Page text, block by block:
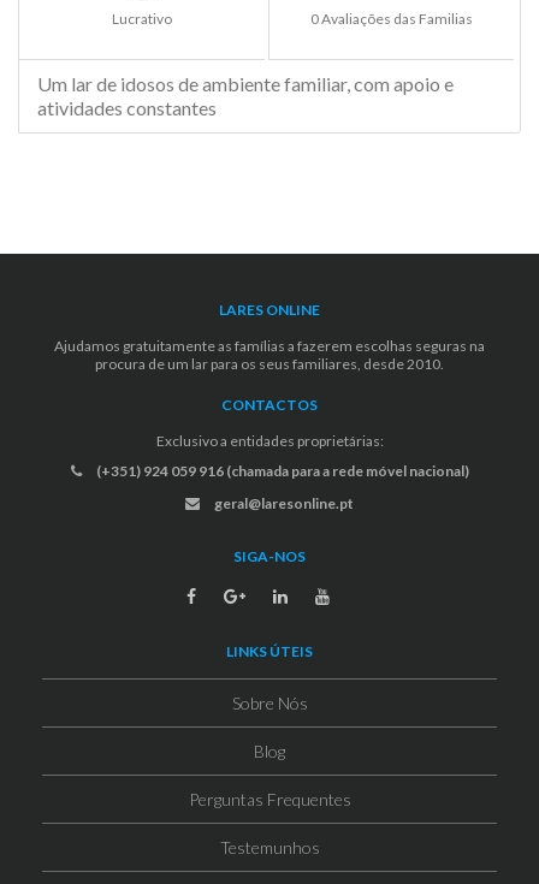
Lucrativo 0 Avaliações das Familias
Um lar de idosos de ambiente familiar, com apoio e
atividades constantes
LARES ONLINE
Ajudamos gratuitamente as famílias a fazerem escolhas seguras na
procura de um lar para os seus familiares, desde 2010.
CONTACTOS
Exclusivo a entidades proprietárias:
(+351) 924 059 916 (chamada para a rede móvel nacional)
geral@laresonline.pt
SIGA-NOS
LINKS ÚTEIS
Sobre Nós
Blog
Perguntas Frequentes
Testemunhos